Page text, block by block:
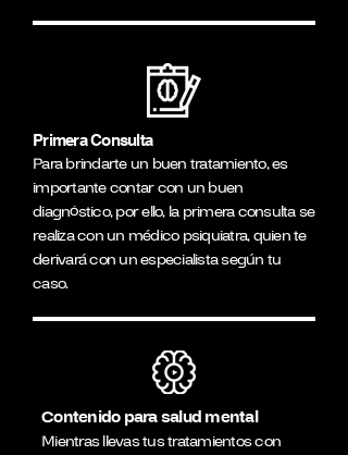
Primera Consulta
Para brindarte un buen tratamiento, es
importante contar con un buen
diagnóstico, por ello, la primera consulta se
realiza con un médico psiquiatra, quien te
derivará con un especialista según tu
caso.
Contenido para salud mental
Mientras llevas tus tratamientos con